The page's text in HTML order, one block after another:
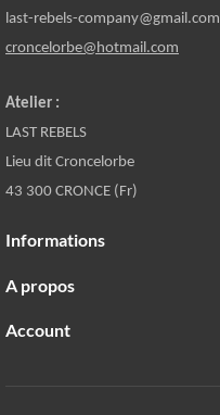
last-rebels-company@gmail.com
croncelorbe@hotmail.com
Atelier :
LAST REBELS
Lieu dit Croncelorbe
43 300 CRONCE (Fr)
Informations
A propos
Account